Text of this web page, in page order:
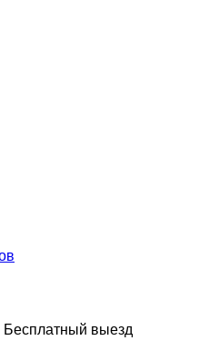
Бесплатный выезд